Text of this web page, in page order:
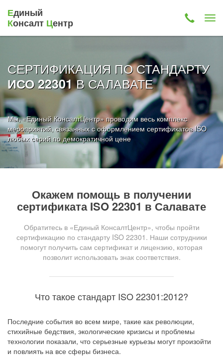
Единый
Консалт Центр
СЕРТИФИКАЦИЯ ПО СТАНДАРТУ
ИСО 22301В САЛАВАТЕ
Мы, «Единый КонсалтЦентр» проводим весь комплекс
мероприятий, связанных с оформлением сертификатов ISO
любых серий по демократичной цене
Окажем помощь в получении
сертификата ISO 22301 в Салавате
Обратитесь в «Единый КонсалтЦентр», чтобы пройти
сертификацию по стандарту ISO 22301. Наши сотрудники
помогут получить сам сертификат и лицензию, которая
позволит использовать знак соответствия.
Что такое стандарт ISO 22301:2012?
Последние события во всем мире, такие как революции,
стихийные бедствия, экологические кризисы и проблемы
технологии показали, что серьезные курьезы могут произойти
и повлиять на все сферы бизнеса.